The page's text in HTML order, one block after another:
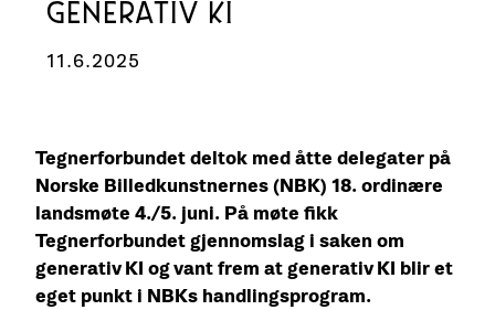
GENERATIV KI
11.6.2025
Tegnerforbundet deltok med åtte delegater på
Norske Billedkunstnernes (NBK) 18. ordinære
landsmøte 4./5. juni. På møte fikk
Tegnerforbundet gjennomslag i saken om
generativ KI og vant frem at generativ KI blir et
eget punkt i NBKs handlingsprogram.